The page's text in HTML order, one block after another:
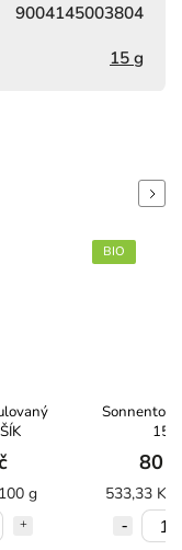
9004145003804
15 g
g
BIO
Sonnentor
15g
80
533,33 Kč
Next